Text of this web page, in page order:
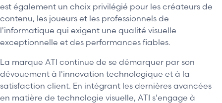
est également un choix privilégié pour les créateurs de
contenu, les joueurs et les professionnels de
l'informatique qui exigent une qualité visuelle
exceptionnelle et des performances fiables.
La marque ATI continue de se démarquer par son
dévouement à l'innovation technologique et à la
satisfaction client. En intégrant les dernières avancées
en matière de technologie visuelle, ATI s'engage à